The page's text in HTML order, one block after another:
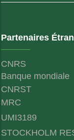
Partenaires
CNRS
Banque mondiale
CNRST
MRC
UMI3189
STOCKHOLM